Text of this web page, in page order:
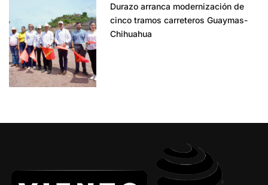
Durazo arranca modernización de
cinco tramos carreteros Guaymas-
Chihuahua